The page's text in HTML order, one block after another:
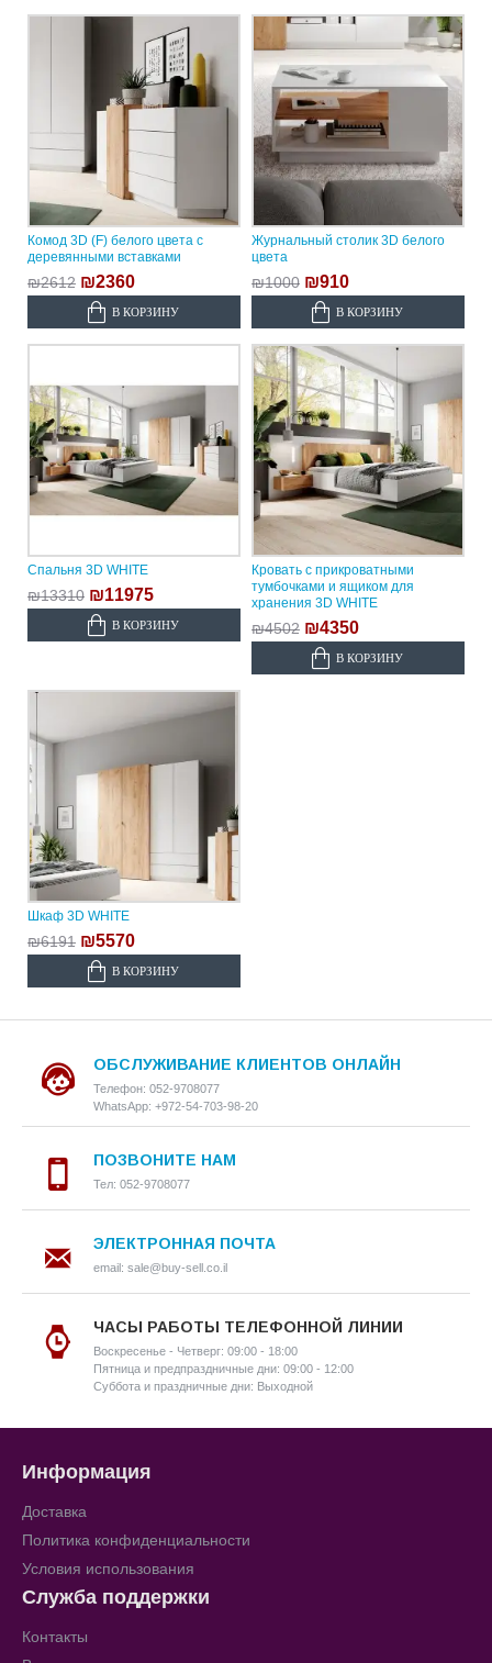
Комод 3D (F) белого цвета с
деревянными вставками
₪2612 ₪2360
В КОРЗИНУ
Журнальный столик 3D белого
цвета
₪1000 ₪910
В КОРЗИНУ
Спальня 3D WHITE
₪13310 ₪11975
В КОРЗИНУ
Кровать с прикроватными
тумбочками и ящиком для
хранения 3D WHITE
₪4502 ₪4350
В КОРЗИНУ
Шкаф 3D WHITE
₪6191 ₪5570
В КОРЗИНУ
ОБСЛУЖИВАНИЕ КЛИЕНТОВ ОНЛАЙН
Телефон: 052-9708077
WhatsApp: +972-54-703-98-20
ПОЗВОНИТЕ НАМ
Тел: 052-9708077
ЭЛЕКТРОННАЯ ПОЧТА
email: sale@buy-sell.co.il
ЧАСЫ РАБОТЫ ТЕЛЕФОННОЙ ЛИНИИ
Воскресенье - Четверг: 09:00 - 18:00
Пятница и предпраздничные дни: 09:00 - 12:00
Суббота и праздничные дни: Выходной
Информация
Доставка
Политика конфиденциальности
Условия использования
Служба поддержки
Контакты